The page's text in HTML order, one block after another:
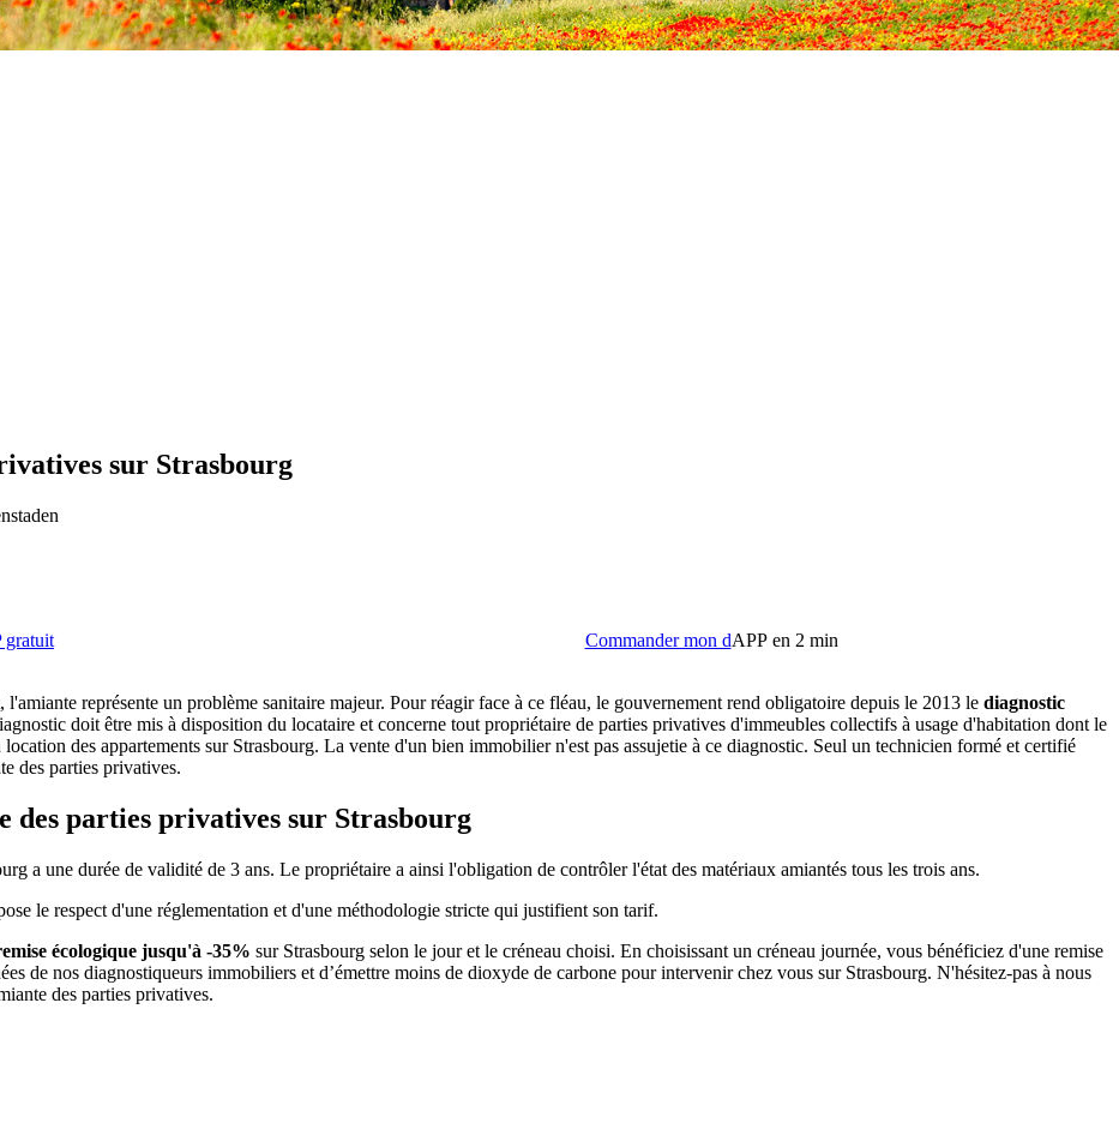
sur Strasbourg
gratuit Commander mon dAPP en 2 min
représente un problème sanitaire majeur. Pour réagir face à ce fléau, le gouvernement rend obligatoire depuis le 2013 le diagnostic
doit être mis à disposition du locataire et concerne tout propriétaire de parties privatives d'immeubles collectifs à usage d'habitation dont le
des appartements sur Strasbourg. La vente d'un bien immobilier n'est pas assujetie à ce diagnostic. Seul un technicien formé et certifié
des parties privatives.
parties privatives sur Strasbourg
a une durée de validité de 3 ans. Le propriétaire a ainsi l'obligation de contrôler l'état des matériaux amiantés tous les trois ans.
le respect d'une réglementation et d'une méthodologie stricte qui justifient son tarif.
écologique jusqu'à -35% sur Strasbourg selon le jour et le créneau choisi. En choisissant un créneau journée, vous bénéficiez d'une remise
de nos diagnostiqueurs immobiliers et d’émettre moins de dioxyde de carbone pour intervenir chez vous sur Strasbourg. N'hésitez-pas à nous
des parties privatives.